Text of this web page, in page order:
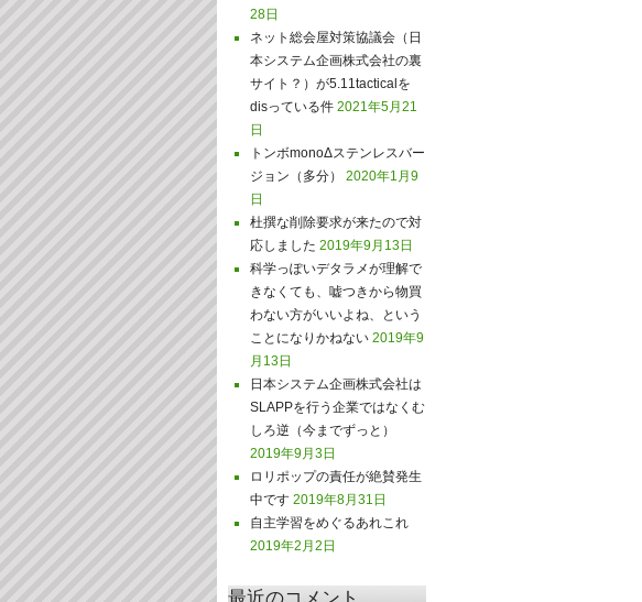
28日
ネット総会屋対策協議会（日
本システム企画株式会社の裏
サイト？）が5.11tacticalを
disっている件 2021年5月21
日
トンボmonoΔステンレスバー
ジョン（多分）
2020年1月9
日
杜撰な削除要求が来たので対
応しました 2019年9月13日
科学っぽいデタラメが理解で
きなくても、嘘つきから物買
わない方がいいよね、という
ことになりかねない 2019年9
月13日
日本システム企画株式会社は
SLAPPを行う企業ではなくむ
しろ逆（今までずっと）
2019年9月3日
ロリポップの責任が絶賛発生
中です 2019年8月31日
自主学習をめぐるあれこれ
2019年2月2日